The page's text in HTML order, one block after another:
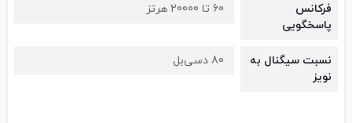
فرکانس
پاسخگویی
60 تا 20000 هرتز
نسبت سیگنال به
نویز
80 دسی‌بل